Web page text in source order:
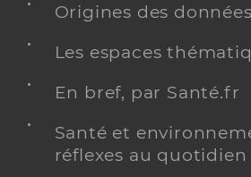
Origines des
Les espaces
En bref, par Santé.fr
Santé et
réflexes au quotidien